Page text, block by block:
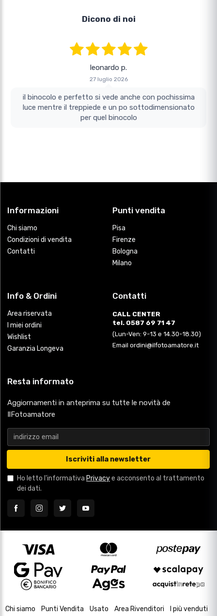
Dicono di noi
leonardo p.
27 luglio 2026
il binocolo e perfetto si vede anche con pochissima
luce mentre il treppiede e un po sottodimensionato
per quel binocolo
Informazioni
Chi siamo
Condizioni di vendita
Contatti
Punti vendita
Pisa
Firenze
Bologna
Milano
Info & Ordini
Area riservata
I miei ordini
Wishlist
Garanzia Longeva
Contatti
CALL CENTER
tel. 0587 69 71 47
(Lun-Ven: 9-13 e 14.30-18.30)
Email ordini@ilfotoamatore.it
Resta informato
Aggiornamenti in anteprima su tutte le novità de
IlFotoamatore
Iscriviti alla newsletter
Ho letto l'informativa Privacye acconsento al trattamento
dei dati.
Chi siamo Punti Vendita Usato Area Rivenditori I più venduti